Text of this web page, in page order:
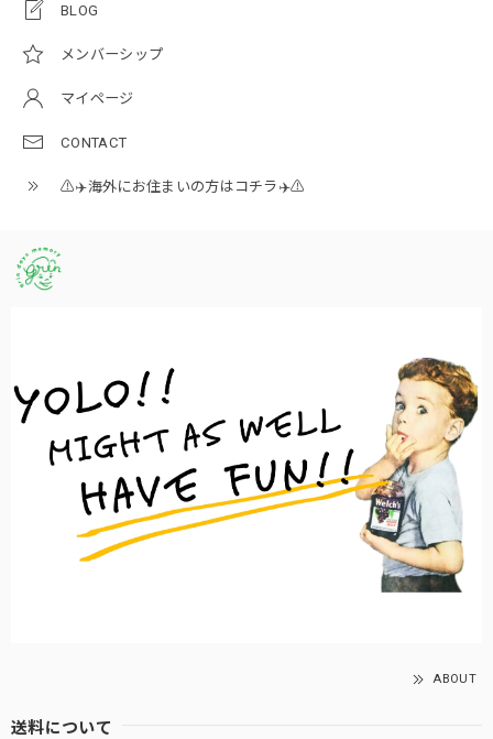
BLOG
メンバーシップ
マイページ
CONTACT
⚠️✈️海外にお住まいの方はコチラ✈️⚠️
ABOUT
送料について